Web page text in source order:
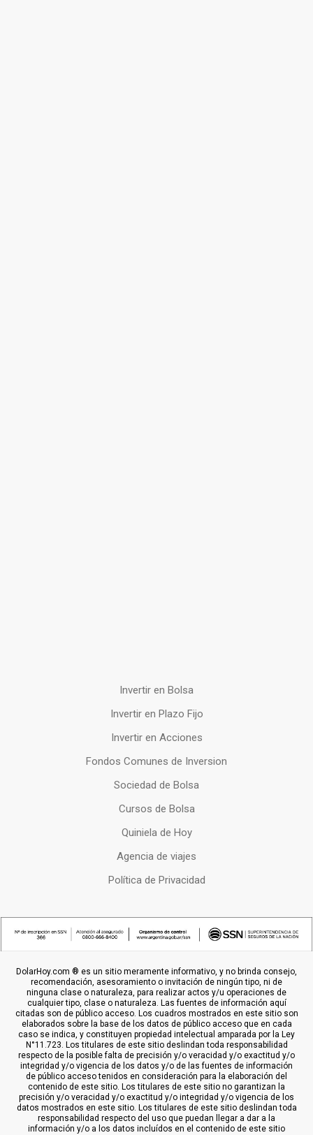
Invertir en Bolsa
Invertir en Plazo Fijo
Invertir en Acciones
Fondos Comunes de Inversion
Sociedad de Bolsa
Cursos de Bolsa
Quiniela de Hoy
Agencia de viajes
Política de Privacidad
DolarHoy.com ® es un sitio meramente informativo, y no brinda consejo,
recomendación, asesoramiento o invitación de ningún tipo, ni de
ninguna clase o naturaleza, para realizar actos y/u operaciones de
cualquier tipo, clase o naturaleza. Las fuentes de información aquí
citadas son de público acceso. Los cuadros mostrados en este sitio son
elaborados sobre la base de los datos de público acceso que en cada
caso se indica, y constituyen propiedad intelectual amparada por la Ley
N°11.723. Los titulares de este sitio deslindan toda responsabilidad
respecto de la posible falta de precisión y/o veracidad y/o exactitud y/o
integridad y/o vigencia de los datos y/o de las fuentes de información
de público acceso tenidos en consideración para la elaboración del
contenido de este sitio. Los titulares de este sitio no garantizan la
precisión y/o veracidad y/o exactitud y/o integridad y/o vigencia de los
datos mostrados en este sitio. Los titulares de este sitio deslindan toda
responsabilidad respecto del uso que puedan llegar a dar a la
información y/o a los datos incluídos en el contenido de este sitio